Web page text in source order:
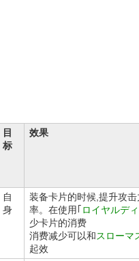
目
标
效果
自
身
装备卡片的时候,提升攻
率。在使用｢
ロイヤルデ
少卡片的消费
消费减少可以和スローマ
起效